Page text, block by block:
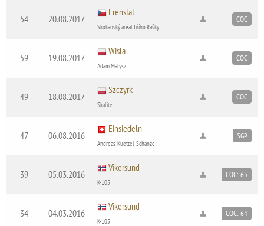
54 20.08.2017
Frenstat
Skokanský areál Jiřího Rašky
COC
59 19.08.2017
Wisla
Adam Malysz
COC
49 18.08.2017
Szczyrk
Skalite
COC
47 06.08.2016
Einsiedeln
Andreas-Kuettel-Schanze
SGP
39 05.03.2016
Vikersund
K-105
COC: 65
34 04.03.2016
Vikersund
K-105
COC: 64